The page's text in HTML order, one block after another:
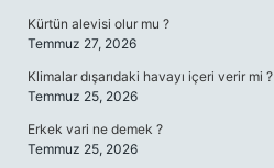
Kürtün alevisi olur mu ?
Temmuz 27, 2026
Klimalar dışarıdaki havayı içeri verir mi ?
Temmuz 25, 2026
Erkek vari ne demek ?
Temmuz 25, 2026